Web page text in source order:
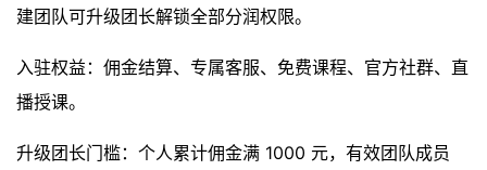
建团队可升级团长解锁全部分润权限。
入驻权益：佣金结算、专属客服、免费课程、官方社群、直
播授课。
升级团长门槛：个人累计佣金满 1000 元，有效团队成员